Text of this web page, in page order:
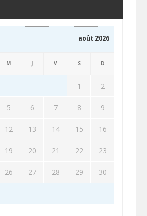
août 2026
M J V S D
1 2
5 6 7 8 9
12 13 14 15 16
19 20 21 22 23
26 27 28 29 30